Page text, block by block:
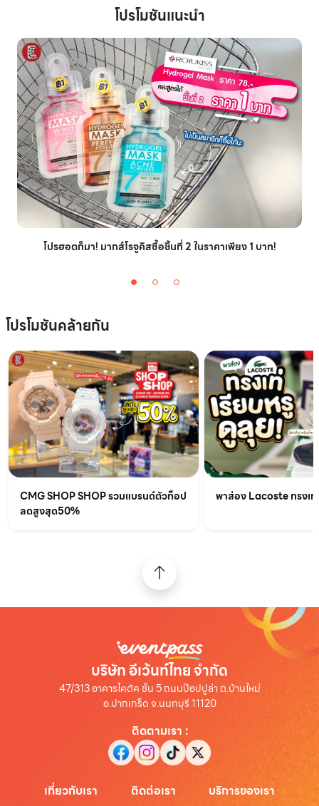
โปรโมชันแนะนำ
โปรฮอตก็มา! มากส์โรจูคิสซื้อชิ้นที่ 2 ในราคาเพียง 1 บาท!
โปรโมชันคล้ายกัน
CMG SHOP SHOP รวมแบรนด์ตัวท็อป
ลดสูงสุด50%
พาส่อง Lacoste ทรงเ
บริษัท อีเว้นท์ไทย จำกัด
47/313 อาคารไคตัค ชั้น 5 ถนนป๊อปปูล่า ต.บ้านใหม่
อ.ปากเกร็ด จ.นนทบุรี 11120
ติดตามเรา :
เกี่ยวกับเรา ติดต่อเรา บริการของเรา